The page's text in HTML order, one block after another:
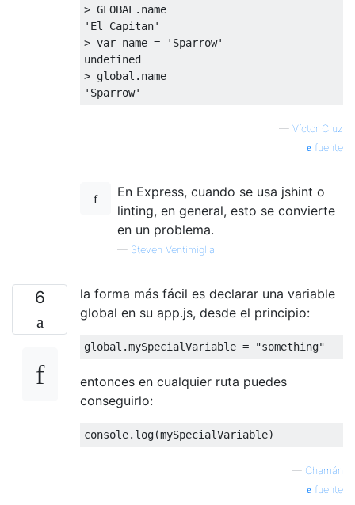
'El Capitan'
> var name =
'Sparrow'
undefined
> global
'Sparrow'
— Víctor Cruz
fuente
En Express, cuando se usa jshint o
linting, en general, esto se convierte
en un problema.
— Steven Ventimiglia
6
la forma más fácil es declarar una variable
global en su app.js, desde el principio:
global .mySpecialVariable = "something"
entonces en cualquier ruta puedes
conseguirlo:
console
— Chamán
fuente